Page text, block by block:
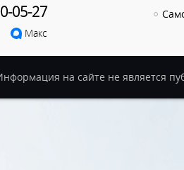
05-27
Макс
на сайте не является